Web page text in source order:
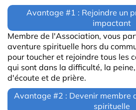
Avantage #1 : Rejoindre un
impactant
Membre de l'Association, vous
aventure spirituelle hors du
pour toucher et rejoindre tous les
qui sont dans la difficulté, la
d'écoute et de prière.
Avantage #2 : Devenir membre
spirituelle